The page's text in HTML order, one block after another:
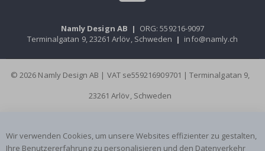
Namly Design AB | ORG: 559216-9097
Terminalgatan 9, 23261 Arlöv, Schweden | info@namly.ch
© 2026 Namly Design AB | VAT se559216909701 | Terminalgatan 9,
23261 Arlöv, Schweden
Wir verwenden Cookies, um unsere Websites effizienter zu gestalten,
Ihre Benutzererfahrung zu personalisieren und den Datenverkehr